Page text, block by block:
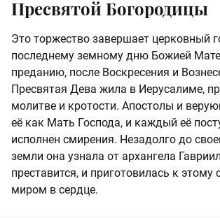
Пресвятой Богородицы
Это торжество завершает церковный
последнему земному дню Божией
преданию, после Воскресения и
Пресвятая Дева жила в Иерусалиме,
молитве и кротости. Апостолы и
её как Мать Господа, и каждый её
исполнен смирения. Незадолго до
земли она узнала от архангела
преставится, и приготовилась к этому
миром в сердце.